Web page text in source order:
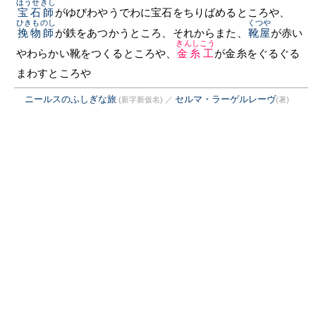
宝石師
ほうせきし
がゆびわやうでわに宝石をちりばめるところや、
挽物師
ひきものし
が鉄をあつかうところ、それからまた、 靴屋
くつや
が赤い
やわらかい靴をつくるところや、 金糸工
きんしこう
が金糸をぐるぐる
まわすところや
ニールスのふしぎな旅 (新字新仮名) ／ セルマ・ラーゲルレーヴ(著)